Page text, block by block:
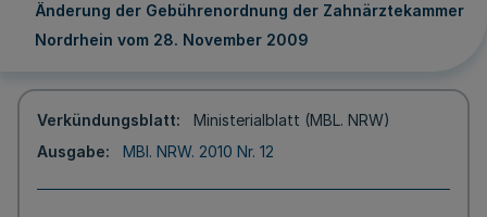
Änderung der Gebührenordnung der Zahnärztekammer
Nordrhein vom 28. November 2009
Verkündungsblatt
Ministerialblatt (MBL. NRW)
Ausgabe
MBl. NRW. 2010 Nr. 12